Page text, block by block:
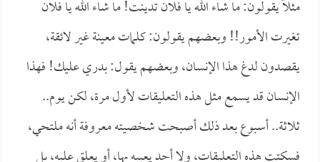
مثلاً يقولون: ما شاء الله يا فلان تدينت! ما شاء الله يا فلان
تغيرت الأمور!! وبعضهم يقولون: كلمات معينة غير لائقة،
يقصدون لدغ هذا الإنسان، وبعضهم يقول: بدري عليك! فهذا
الإنسان قد يسمع مثل هذه التعليقات لأول مرة، لكن يوم..
ثلاثة.. أسبوع بعد ذلك أصبحت شخصيته معروفة أنه ملتحي،